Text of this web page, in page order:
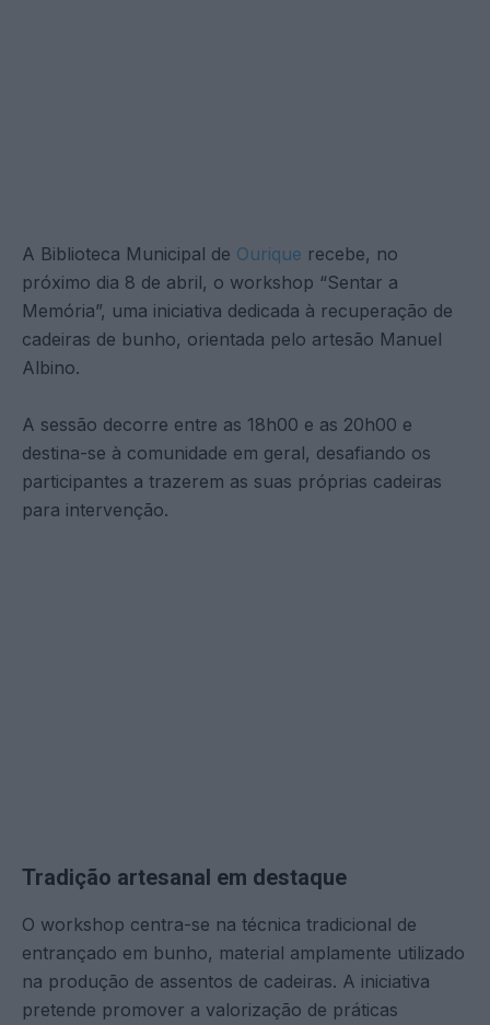
A Biblioteca Municipal de Ourique recebe, no
próximo dia 8 de abril, o workshop “Sentar a
Memória”, uma iniciativa dedicada à recuperação de
cadeiras de bunho, orientada pelo artesão Manuel
Albino.
A sessão decorre entre as 18h00 e as 20h00 e
destina-se à comunidade em geral, desafiando os
participantes a trazerem as suas próprias cadeiras
para intervenção.
Tradição artesanal em destaque
O workshop centra-se na técnica tradicional de
entrançado em bunho, material amplamente utilizado
na produção de assentos de cadeiras. A iniciativa
pretende promover a valorização de práticas